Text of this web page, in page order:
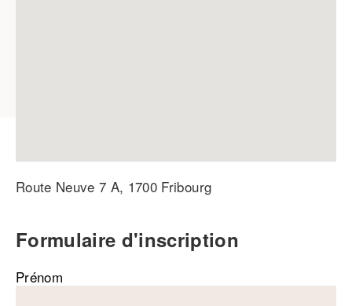
Route Neuve 7 A, 1700 Fribourg
Formulaire d'inscription
Prénom